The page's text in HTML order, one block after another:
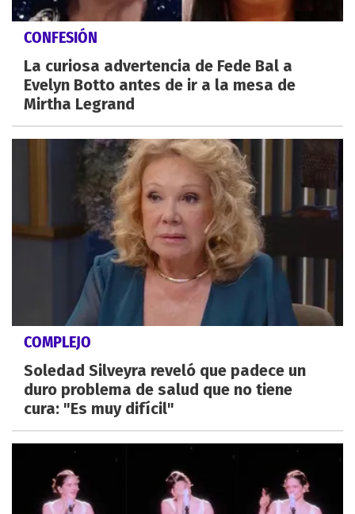
CONFESIÓN
La curiosa advertencia de Fede Bal a
Evelyn Botto antes de ir a la mesa de
Mirtha Legrand
COMPLEJO
Soledad Silveyra reveló que padece un
duro problema de salud que no tiene
cura: "Es muy difícil"